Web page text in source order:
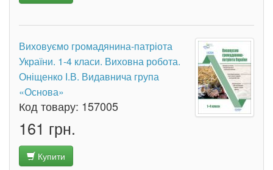
Виховуємо громадянина-патріота
України. 1-4 класи. Виховна робота.
Оніщенко І.В. Видавнича група
«Основа»
Код товару: 157005
161 грн.
Купити